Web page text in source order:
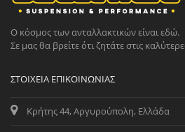
Ο κόσμος των ανταλλακτικών είναι εδώ.
Σε μας θα βρείτε ότι ζητάτε στις
ΣΤΟΙΧΕΊΑ ΕΠΙΚΟΙΝΩΝΊΑΣ
Κρήτης 44, Αργυρούπολη, Ελλάδα